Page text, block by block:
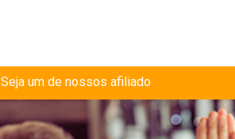
Seja um de nossos afiliado